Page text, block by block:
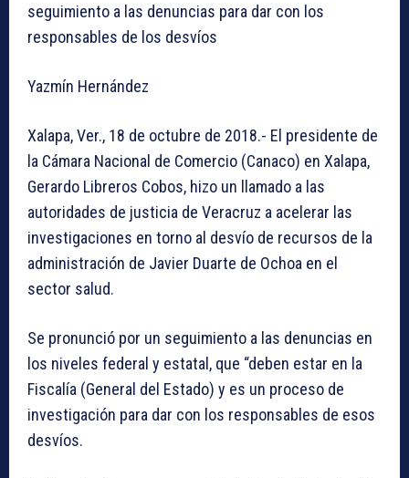
seguimiento a las denuncias para dar con los
responsables de los desvíos
Yazmín Hernández
Xalapa, Ver., 18 de octubre de 2018.- El presidente de
la Cámara Nacional de Comercio (Canaco) en Xalapa,
Gerardo Libreros Cobos, hizo un llamado a las
autoridades de justicia de Veracruz a acelerar las
investigaciones en torno al desvío de recursos de la
administración de Javier Duarte de Ochoa en el
sector salud.
Se pronunció por un seguimiento a las denuncias en
los niveles federal y estatal, que “deben estar en la
Fiscalía (General del Estado) y es un proceso de
investigación para dar con los responsables de esos
desvíos.